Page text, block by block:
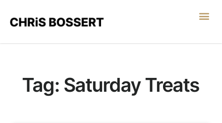
Tag: Saturday Treats